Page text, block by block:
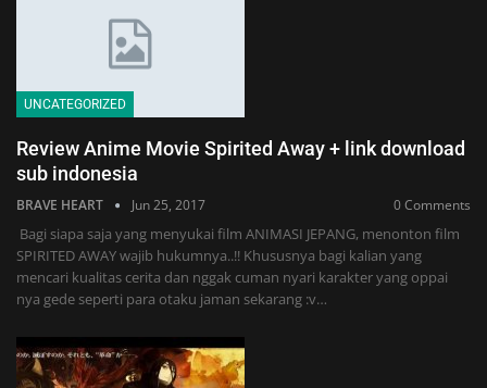
UNCATEGORIZED
Review Anime Movie Spirited Away + link download
sub indonesia
BRAVE HEART Jun 25, 2017 0 Comments
Bagi siapa saja yang menyukai film ANIMASI JEPANG, menonton film
SPIRITED AWAY wajib hukumnya..!! Khususnya bagi kalian yang
mencari kualitas cerita dan nggak cuman nyari karakter yang oppai
nya gede seperti para otaku jaman sekarang :v…